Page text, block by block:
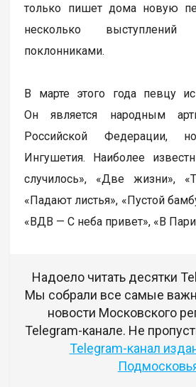
только пишет дома новую
несколько
поклонниками.
В марте этого года певцу
Он является народным
Российской Федерации,
Ингушетия. Наиболее
случилось», «Две жизни»,
«Падают листья», «Пустой
«ВДВ — С неба привет», «В
Надоело читать десятки
Мы собрали все самые
новости Московского
Telegram-канале. Не
Telegram-канал